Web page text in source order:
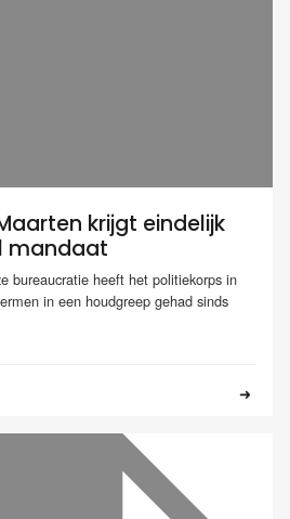
krijgt eindelijk
mandaat
bureaucratie heeft het politiekorps in
in een houdgreep gehad sinds